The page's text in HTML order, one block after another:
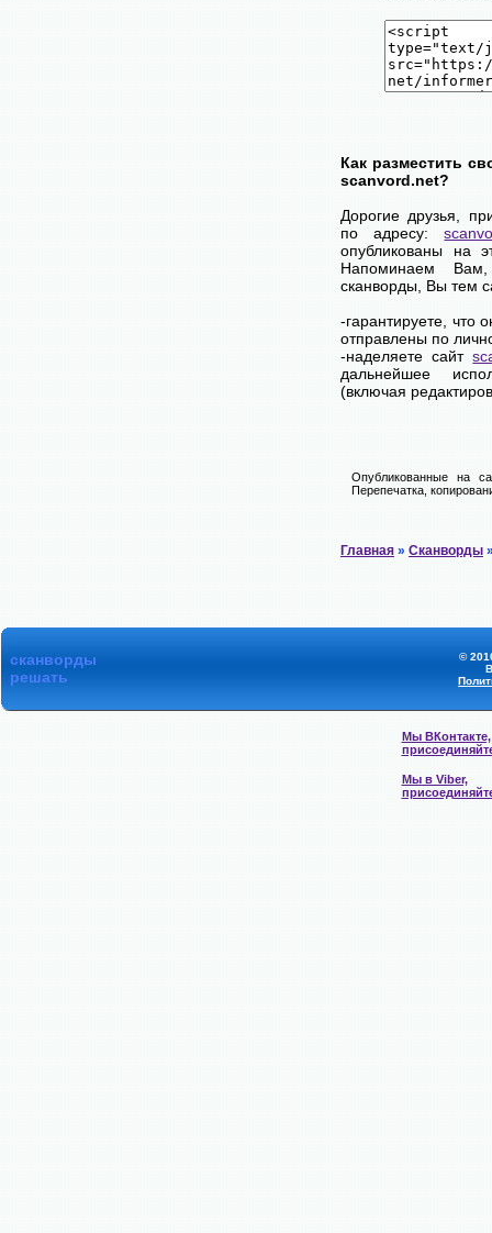
Как разместить
scanvord.net?
Дорогие друзья,
по адресу:
опубликованы на
Напоминаем
сканворды, Вы тем
-гарантируете, что
отправлены по
-наделяете сайт
дальнейшее
(включая
Опубликованные на
Перепечатка,
Главная » Сканворды
сканворды
решать
©
Мы ВКонтакте,
Мы в Viber,